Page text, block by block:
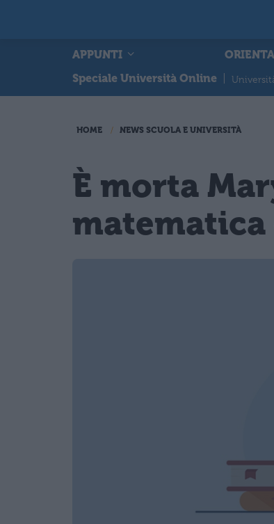
APPUNTI
Speciale Università Online
HOME NEWS SCUOLA E UNIVERSITÀ
È morta